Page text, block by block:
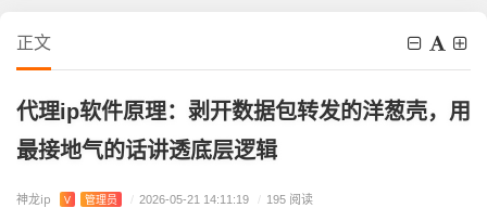
正文
代理ip软件原理：剥开数据包转发的洋葱壳，用
最接地气的话讲透底层逻辑
神龙ip V 管理员 / 2026-05-21 14:11:19 / 195 阅读